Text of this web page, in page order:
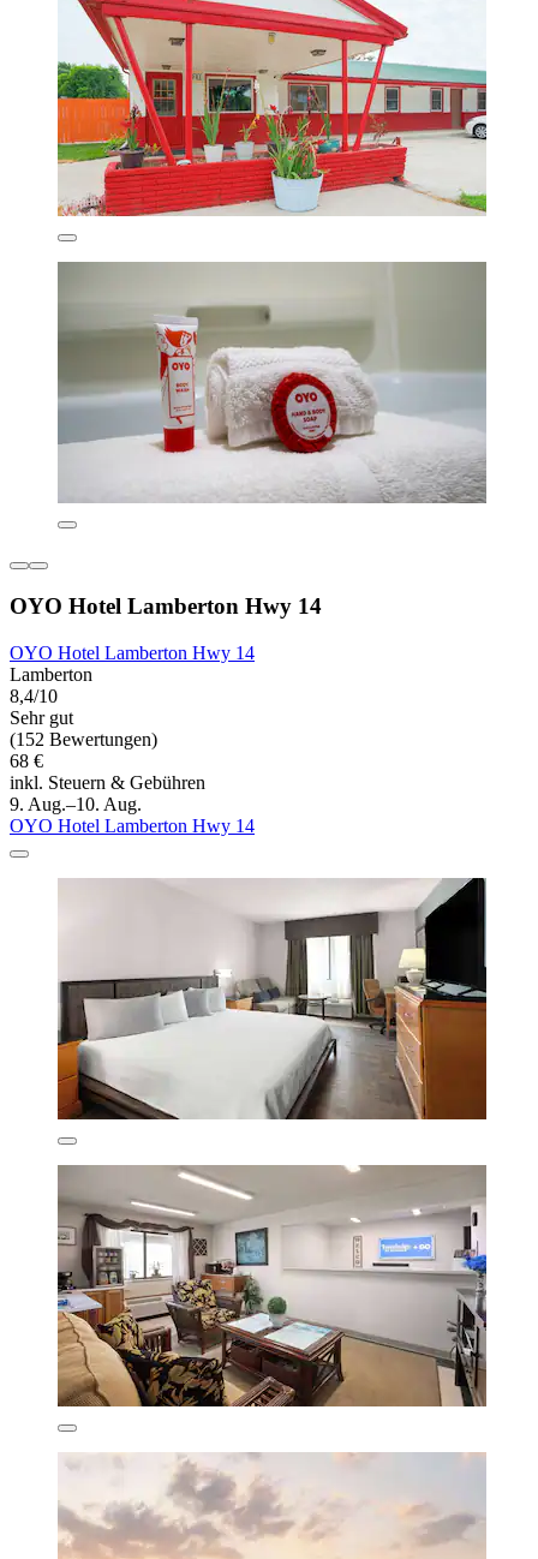
OYO Hotel Lamberton Hwy 14
OYO Hotel Lamberton Hwy 14
Lamberton
8,4/10
Sehr gut
(152 Bewertungen)
68 €
inkl. Steuern & Gebühren
9. Aug.–10. Aug.
OYO Hotel Lamberton Hwy 14